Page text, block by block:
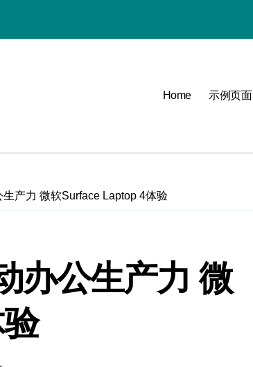
Home 示例页面
产力 微软Surface Laptop 4体验
办公生产力 微